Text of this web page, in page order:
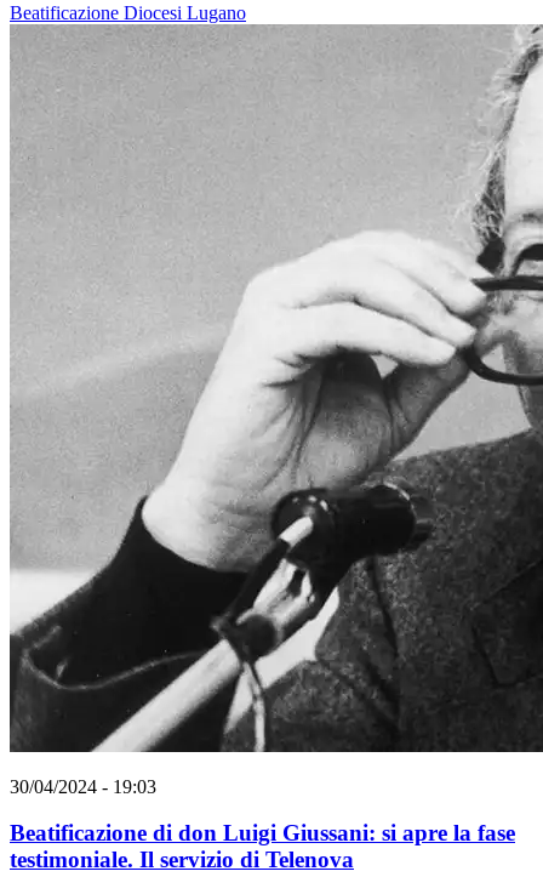
Beatificazione Diocesi Lugano
30/04/2024 - 19:03
Beatificazione di don Luigi Giussani: si apre la fase
testimoniale. Il servizio di Telenova